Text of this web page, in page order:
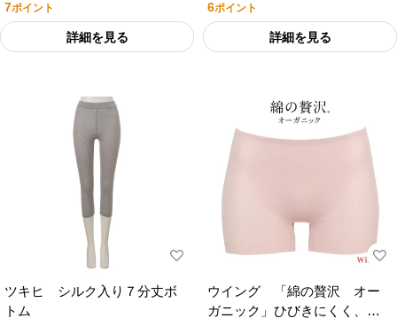
7ポイント
詳細を見る
6ポイント
詳細を見る
ツキヒ シルク入り７分丈ボ
トム
ウイング 「綿の贅沢 オー
ガニック」ひびきにくく、さ